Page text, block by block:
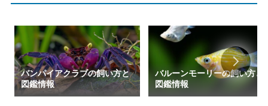
バンパイアクラブの飼い方と
図鑑情報
バルーンモーリーの飼い方と
図鑑情報